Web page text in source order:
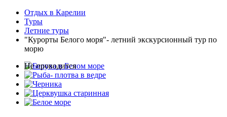
Отдых в Карелии
Туры
Летние туры
"Курорты Белого моря"- летний экскурсионный тур по
морю
Не проводится